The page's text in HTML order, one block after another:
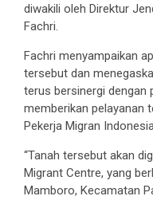
diwakili oleh Direktur
Fachri.
Fachri menyampaikan
tersebut dan
terus bersinergi dengan
memberikan pelayanan
Pekerja Migran
“Tanah tersebut akan
Migrant Centre, yang
Mamboro, Kecamatan